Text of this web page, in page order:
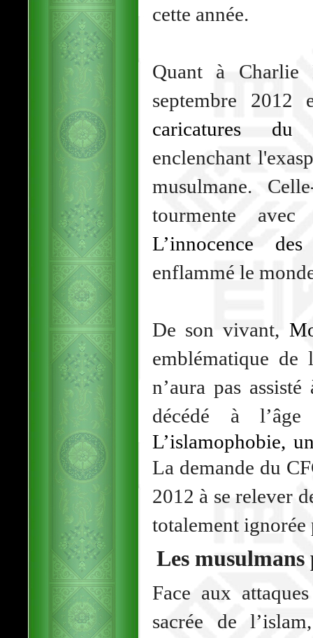
cette année.
Quant à
septembre
caricatures du
enclenchant
musulmane.
tourmente
L’innocence
enflammé le
De son vivant,
emblématique
n’aura pas
décédé à
L’islamophobie,
La demande du
2012 à se relever
totalement
Les musulmans
Face aux
sacrée de